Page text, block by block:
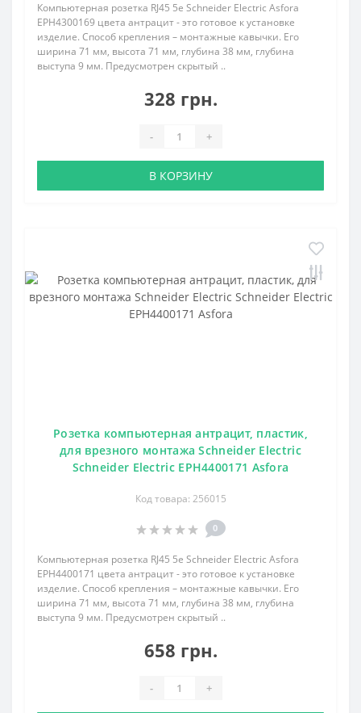
Компьютерная розетка RJ45 5e Schneider Electric Asfora
EPH4300169 цвета антрацит - это готовое к установке
изделие. Способ крепления – монтажные кавычки. Его
ширина 71 мм, высота 71 мм, глубина 38 мм, глубина
выступа 9 мм. Предусмотрен скрытый ..
328 грн.
- +
В КОРЗИНУ
Розетка компьютерная антрацит, пластик,
для врезного монтажа Schneider Electric
Schneider Electric EPH4400171 Asfora
Код товара: 256015
0
Компьютерная розетка RJ45 5e Schneider Electric Asfora
EPH4400171 цвета антрацит - это готовое к установке
изделие. Способ крепления – монтажные кавычки. Его
ширина 71 мм, высота 71 мм, глубина 38 мм, глубина
выступа 9 мм. Предусмотрен скрытый ..
658 грн.
- +